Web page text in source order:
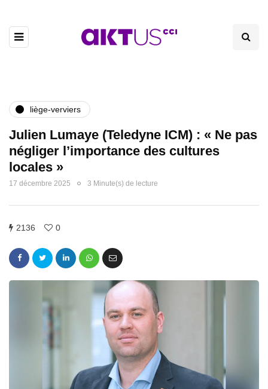
liège-verviers
Julien Lumaye (Teledyne ICM) : « Ne pas
négliger l’importance des cultures
locales »
17 décembre 2025 3 Minute(s) de lecture
2136 0